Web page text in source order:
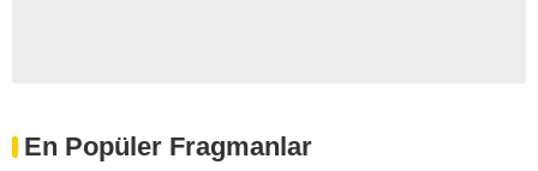
En Popüler Fragmanlar